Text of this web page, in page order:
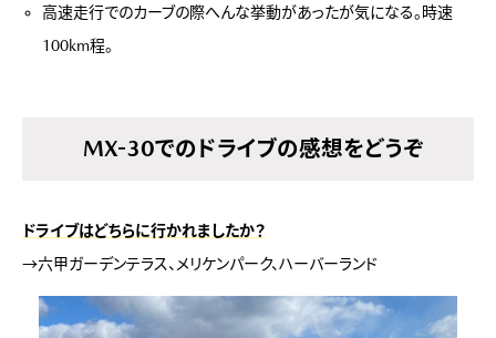
高速走行でのカーブの際へんな挙動があったが気になる。時速
100km程。
MX-30でのドライブの感想をどうぞ
ドライブはどちらに行かれましたか？
→六甲ガーデンテラス、メリケンパーク、ハーバーランド